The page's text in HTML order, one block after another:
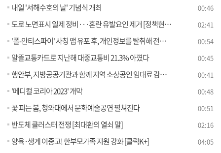
내일 '서해수호의 날' 기념식 개최 00:46
도로 노면표시 일제 정비···혼란 유발요인 제거 [정책현장+] 02:41
'폴-안티스파이' 사칭 앱 유포 후, 개인정보를 탈취해 전화금융사기에 이용한 조직원 검거 00:54
알뜰교통카드로 지난해 대중교통비 21.3% 아꼈다 00:45
행안부, 지방공공기관과 함께 지역 소상공인 임대료 감면 지원 00:41
'메디컬 코리아 2023' 개막 00:48
꽃 피는 봄, 청와대에서 문화예술공연 펼쳐진다 00:51
반도체 클러스터 전쟁 [최대환의 열쇠 말] 02:16
양육·생계 이중고! 한부모가족 지원 강화 [클릭K+] 04:05